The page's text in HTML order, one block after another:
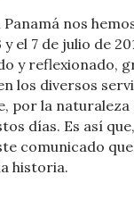
nos
el 7 de julio de
y reflexionado,
los diversos
por la
días. Es así
comunicado
historia.